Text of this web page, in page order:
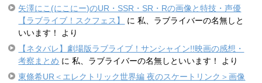
矢澤にこ(にこにー)のUR・SSR・SR・Rの画像と特技・声優
【ラブライブ！スクフェス】
に私、ラブライバーの名無しと
いいます！
より
【ネタバレ】劇場版ラブライブ！サンシャイン!!映画の感想・
考察まとめ に私、ラブライバーの名無しといいます！
より
東條希UR＜エレクトリック世界編 夜のスケートリンク＞画像